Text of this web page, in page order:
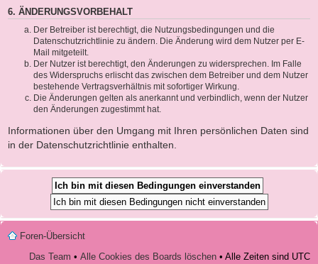
6. ÄNDERUNGSVORBEHALT
Der Betreiber ist berechtigt, die Nutzungsbedingungen und die
Datenschutzrichtlinie zu ändern. Die Änderung wird dem Nutzer per E-
Mail mitgeteilt.
Der Nutzer ist berechtigt, den Änderungen zu widersprechen. Im Falle
des Widerspruchs erlischt das zwischen dem Betreiber und dem Nutzer
bestehende Vertragsverhältnis mit sofortiger Wirkung.
Die Änderungen gelten als anerkannt und verbindlich, wenn der Nutzer
den Änderungen zugestimmt hat.
Informationen über den Umgang mit Ihren persönlichen Daten sind
in der Datenschutzrichtlinie enthalten.
Foren-Übersicht
Das Team • Alle Cookies des Boards löschen • Alle Zeiten sind UTC